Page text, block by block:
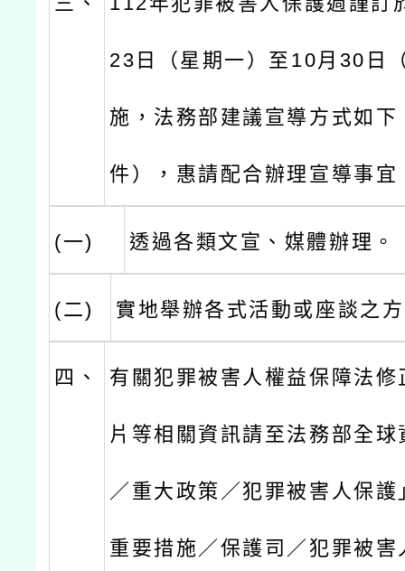
23日（星期一）至10月30日
施，法務部建議宣導方式如下
件），惠請配合辦理宣導事宜
(一) 透過各類文宣、媒體辦理。
(二) 實地舉辦各式活動或座談之
四、 有關犯罪被害人權益保障法
片等相關資訊請至法務部全
／重大政策／犯罪被害人保
重要措施／保護司／犯罪被